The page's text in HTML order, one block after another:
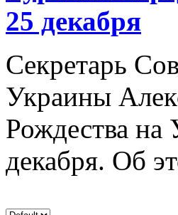
25 декабря
Секретарь
Украины
Рождества на
декабря. Об